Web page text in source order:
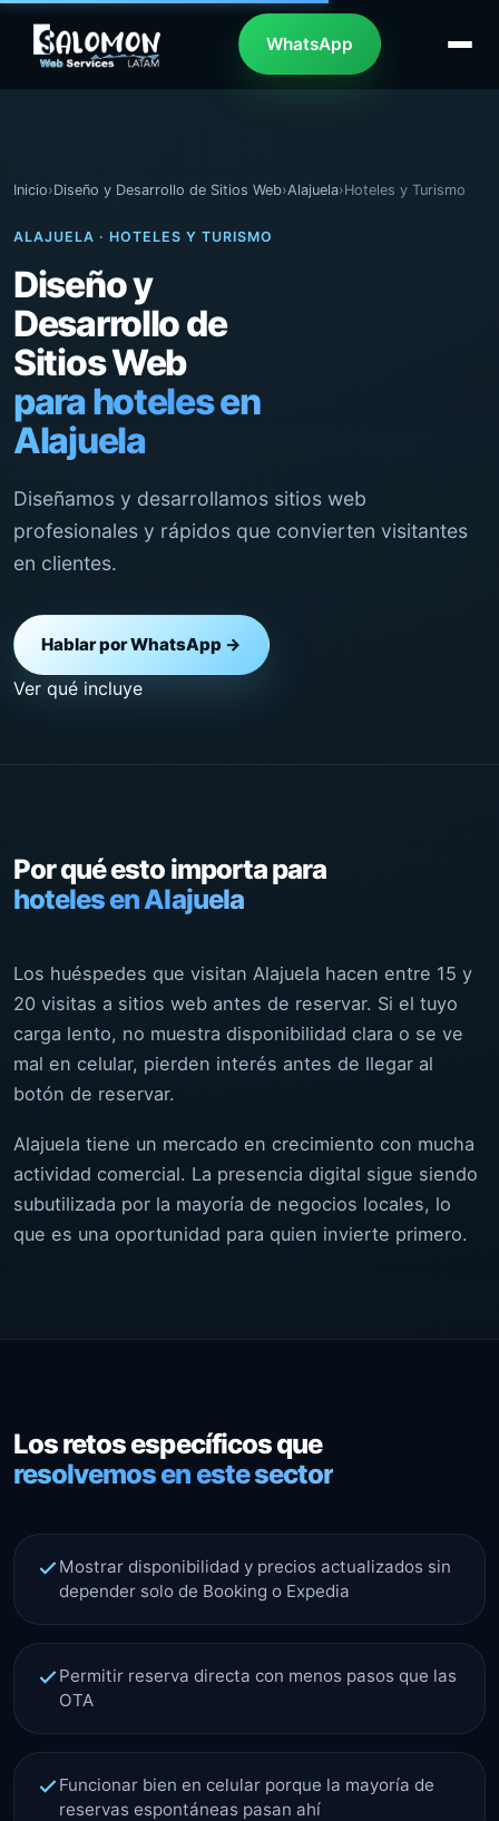
WhatsApp
Inicio›Diseño y Desarrollo de Sitios Web›Alajuela›Hoteles y Turismo
ALAJUELA · HOTELES Y TURISMO
Diseño y
Desarrollo de
Sitios Web
para hoteles en
Alajuela
Diseñamos y desarrollamos sitios web
profesionales y rápidos que convierten visitantes
en clientes.
Hablar por WhatsApp →
Ver qué incluye
Por qué esto importa para
hoteles en Alajuela
Los huéspedes que visitan Alajuela hacen entre 15 y
20 visitas a sitios web antes de reservar. Si el tuyo
carga lento, no muestra disponibilidad clara o se ve
mal en celular, pierden interés antes de llegar al
botón de reservar.
Alajuela tiene un mercado en crecimiento con mucha
actividad comercial. La presencia digital sigue siendo
subutilizada por la mayoría de negocios locales, lo
que es una oportunidad para quien invierte primero.
Los retos específicos que
resolvemos en este sector
Mostrar disponibilidad y precios actualizados sin
depender solo de Booking o Expedia
Permitir reserva directa con menos pasos que las
OTA
Funcionar bien en celular porque la mayoría de
reservas espontáneas pasan ahí